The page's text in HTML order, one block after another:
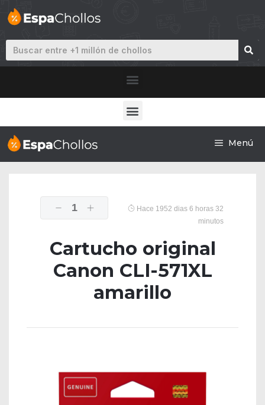
Menú
1
Hace 1952 dias 6 horas 32
minutos
Cartucho original
Canon CLI-571XL
amarillo